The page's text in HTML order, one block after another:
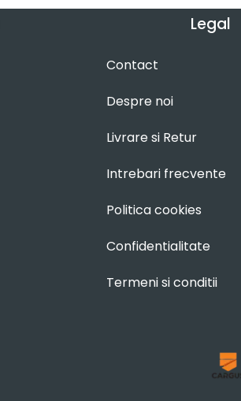
Legal
Contact
Despre noi
Livrare si Retur
Intrebari frecvente
Politica cookies
Confidentialitate
Termeni si conditii